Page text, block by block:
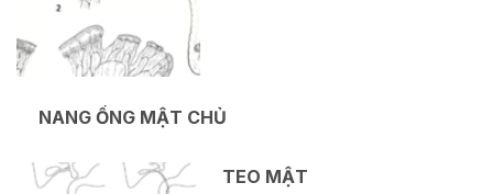
NANG ỐNG MẬT CHỦ
TEO MẬT